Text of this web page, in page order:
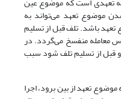
موضوع تعهد می‌‌تواند به
باشد. تلف قبل از تسلیم
معامله منفسخ می‌‌گردد. در
قبل از تسلیم تلف شود سبب
تعهد از بین برود، اجرا